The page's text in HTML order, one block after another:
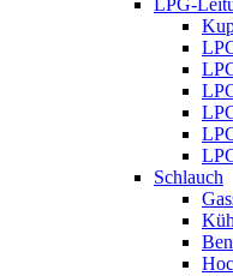
LPG-
Schlauch